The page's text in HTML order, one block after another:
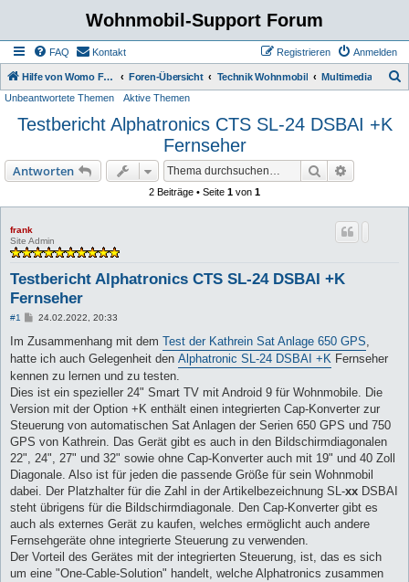
Wohnmobil-Support Forum
FAQ Kontakt Anmelden
Registrieren
Hilfe von Womo Fans für Womo Besitzer Foren-Übersicht Technik Wohnmobil Multimedia
Unbeantwortete Themen Aktive Themen
Testbericht Alphatronics CTS SL-24 DSBAI +K
Fernseher
Antworten Suche
2 Beiträge • Seite 1 von 1
frank
Site Admin
Testbericht Alphatronics CTS SL-24 DSBAI +K
Fernseher
#1
B
i
r
a
g
24.02.2022, 20:33
Im Zusammenhang mit dem Test der Kathrein Sat Anlage 650 GPS,
hatte ich auch Gelegenheit den Alphatronic SL-24 DSBAI +K Fernseher
kennen zu lernen und zu testen.
Dies ist ein spezieller 24" Smart TV mit Android 9 für Wohnmobile. Die
Version mit der Option +K enthält einen integrierten Cap-Konverter zur
Steuerung von automatischen Sat Anlagen der Serien 650 GPS und 750
GPS von Kathrein. Das Gerät gibt es auch in den Bildschirmdiagonalen
22", 24", 27" und 32" sowie ohne Cap-Konverter auch mit 19" und 40 Zoll
Diagonale. Also ist für jeden die passende Größe für sein Wohnmobil
dabei. Der Platzhalter für die Zahl in der Artikelbezeichnung SL-xx DSBAI
steht übrigens für die Bildschirmdiagonale. Den Cap-Konverter gibt es
auch als externes Gerät zu kaufen, welches ermöglicht auch andere
Fernsehgeräte ohne integrierte Steuerung zu verwenden.
Der Vorteil des Gerätes mit der integrierten Steuerung, ist, das es sich
um eine "One-Cable-Solution" handelt, welche Alphatronics zusammen